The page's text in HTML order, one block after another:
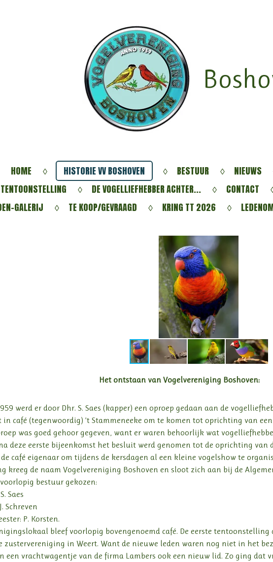
HOME HISTORIE VV BOSHOVEN BESTUUR NIEUWS
TENTOONSTELLING
DE VOGELLIEFHEBBER ACHTER... CONTACT
GALERIJ
TE KOOP/GEVRAAGD KRING TT 2026
van Vogelvereniging Boshoven:
werd er door Dhr. S. Saes (kapper) een oproep gedaan aan de
in café (tegenwoordig) ’t Stammeneeke om te komen tot oprichting van
was goed gehoor gegeven, want er waren behoorlijk wat
deze eerste bijeenkomst het besluit werd genomen tot de oprichting van
café eigenaar om tijdens de kersdagen al een kleine vogelshow te
kreeg de naam Vogelvereniging Boshoven en sloot zich aan bij de
bestuur gekozen:
Saes
Schreven
P. Korsten.
bleef voorlopig bovengenoemd café. De eerste tentoonstelling
zustervereniging in Weert. Want de nieuwe leden waren nog niet in het
een vrachtwagentje van de firma Lambers ook een nieuw lid. Zo ging dat